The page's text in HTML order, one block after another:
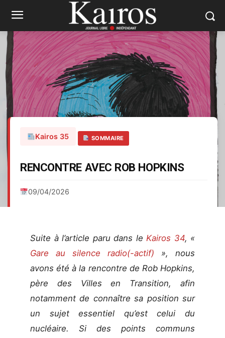
Kairos 35 SOMMAIRE
RENCONTRE AVEC ROB HOPKINS
09/04/2026
Suite à l’article paru dans le Kairos 34, «
Gare au silence radio(-actif) », nous
avons été à la rencontre de Rob Hopkins,
père des Villes en Transition, afin
notamment de connaître sa position sur
un sujet essentiel qu’est celui du
nucléaire. Si des points communs